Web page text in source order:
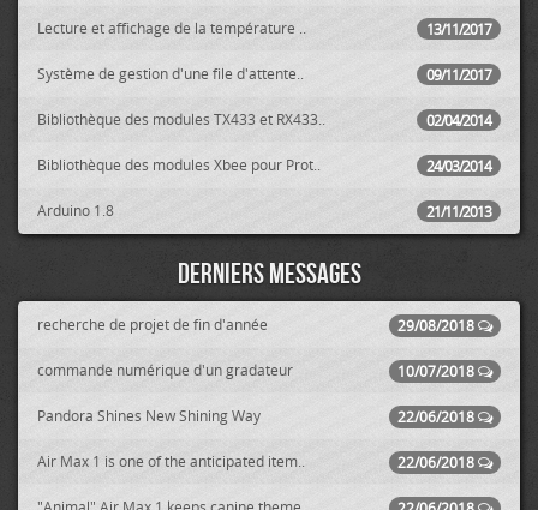
13/11/2017
Lecture et affichage de la température ..
09/11/2017
Système de gestion d'une file d'attente..
02/04/2014
Bibliothèque des modules TX433 et RX433..
24/03/2014
Bibliothèque des modules Xbee pour Prot..
21/11/2013
Arduino 1.8
Derniers messages
29/08/2018
recherche de projet de fin d'année
10/07/2018
commande numérique d'un gradateur
22/06/2018
Pandora Shines New Shining Way
22/06/2018
Air Max 1 is one of the anticipated item..